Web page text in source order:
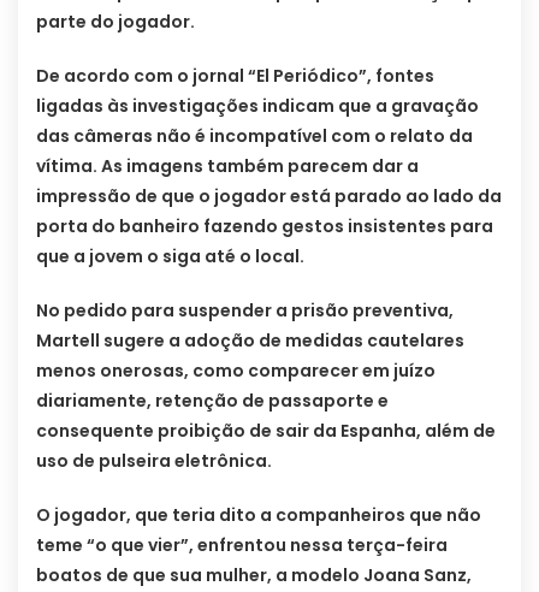
parte do jogador.
De acordo com o jornal “El Periódico”, fontes
ligadas às investigações indicam que a gravação
das câmeras não é incompatível com o relato da
vítima. As imagens também parecem dar a
impressão de que o jogador está parado ao lado da
porta do banheiro fazendo gestos insistentes para
que a jovem o siga até o local.
No pedido para suspender a prisão preventiva,
Martell sugere a adoção de medidas cautelares
menos onerosas, como comparecer em juízo
diariamente, retenção de passaporte e
consequente proibição de sair da Espanha, além de
uso de pulseira eletrônica.
O jogador, que teria dito a companheiros que não
teme “o que vier”, enfrentou nessa terça-feira
boatos de que sua mulher, a modelo Joana Sanz,